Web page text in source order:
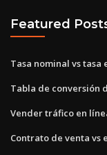
Featured
Tasa nominal vs tasa
Tabla de conversión
Vender tráfico en
Contrato de venta vs